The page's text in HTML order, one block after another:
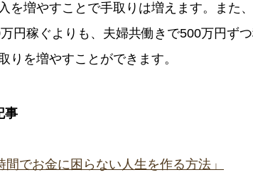
を増やすことで手取りは増えます。また
円稼ぐよりも、夫婦共働きで500万円ず
りを増やすことができます。
事
でお金に困らない人生を作る方法」